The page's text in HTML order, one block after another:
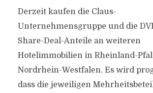
Derzeit kaufen die Claus-
Unternehmensgruppe und die
Share-Deal-Anteile an weiteren
Hotelimmobilien in Rheinland-
Nordrhein-Westfalen. Es wird
dass die jeweiligen